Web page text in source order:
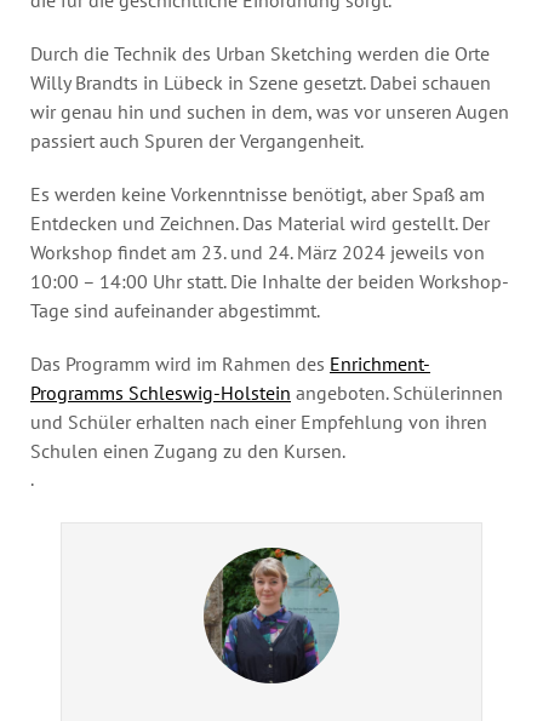
Durch die Technik des Urban Sketching werden die Orte
Willy Brandts in Lübeck in Szene gesetzt. Dabei schauen
wir genau hin und suchen in dem, was vor unseren Augen
passiert auch Spuren der Vergangenheit.
Es werden keine Vorkenntnisse benötigt, aber Spaß am
Entdecken und Zeichnen. Das Material wird gestellt. Der
Workshop findet am 23. und 24. März 2024 jeweils von
10:00 – 14:00 Uhr statt. Die Inhalte der beiden Workshop-
Tage sind aufeinander abgestimmt.
Das Programm wird im Rahmen des Enrichment-
Programms Schleswig-Holstein angeboten. Schülerinnen
und Schüler erhalten nach einer Empfehlung von ihren
Schulen einen Zugang zu den Kursen.
.